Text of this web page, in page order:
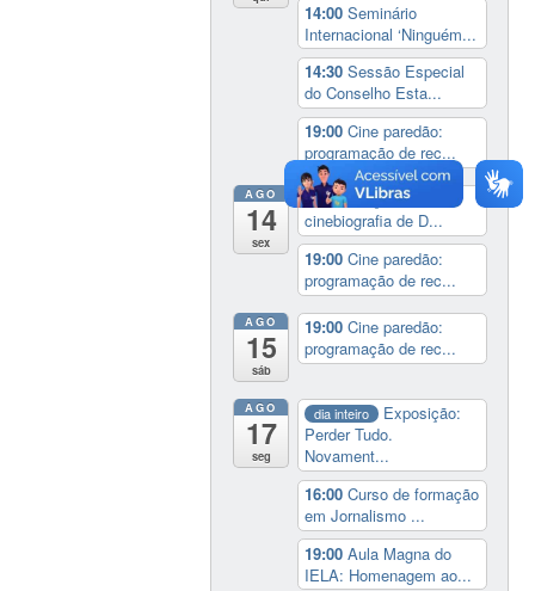
14:00Seminário
Internacional ‘Ninguém...
14:30Sessão Especial
do Conselho Esta...
19:00Cine paredão:
programação de rec...
AGO
14
sex
14:00 Lançamento da
cinebiografia de D...
19:00Cine paredão:
programação de rec...
AGO
15
sáb
19:00Cine paredão:
programação de rec...
AGO
17
seg
dia inteiro
Exposição:
Perder Tudo.
Novament...
16:00Curso de formação
em Jornalismo ...
19:00Aula Magna do
IELA: Homenagem ao...